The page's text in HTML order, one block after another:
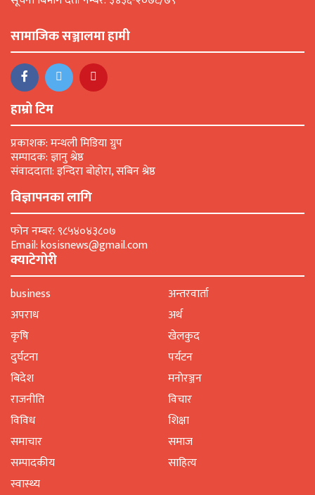
सामाजिक सञ्जालमा हामी
हाम्रो टिम
प्रकाशक: मन्थली मिडिया ग्रुप
सम्पादक: ज्ञानु श्रेष्ठ
संवाददाता: इन्दिरा बोहोरा, सबिन श्रेष्ठ
विज्ञापनका लागि
फोन नम्बर: ९८५४०४३८०७
Email: kosisnews@gmail.com
क्याटेगोरी
business
अन्तरवार्ता
अपराध
अर्थ
कृषि
खेलकुद
दुर्घटना
पर्यटन
बिदेश
मनाेरञ्जन
राजनीति
विचार
विविध
शिक्षा
समाचार
समाज
सम्पादकीय
साहित्य
स्वास्थ्य